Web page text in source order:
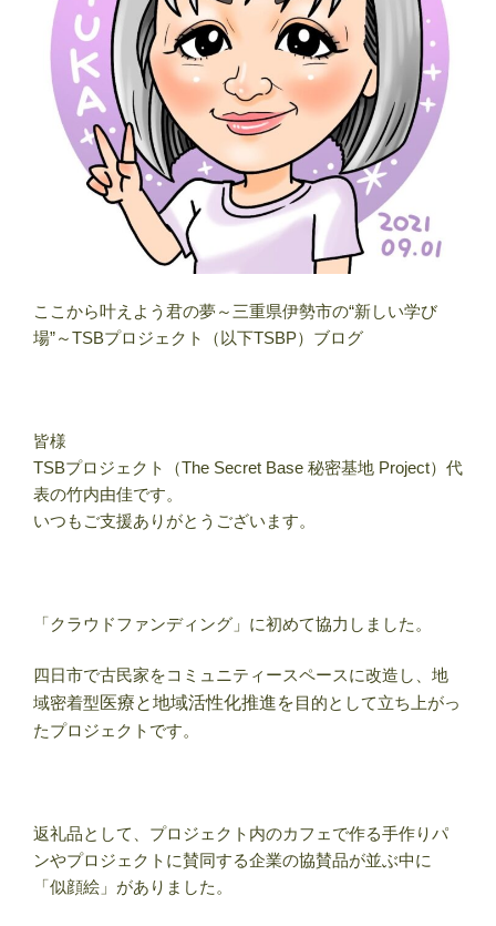
ここから叶えよう君の夢～三重県伊勢市の“新しい学び
場”～TSBプロジェクト（以下TSBP）ブログ
皆様
TSBプロジェクト（The Secret Base 秘密基地 Project）代
表の竹内由佳です。
いつもご支援ありがとうございます。
「クラウドファンディング」に初めて協力しました。
四日市で古民家をコミュニティースペースに改造し、地
域密着型医療と地域活性化推進を目的として立ち上がっ
たプロジェクトです。
返礼品として、プロジェクト内のカフェで作る手作りパ
ンやプロジェクトに賛同する企業の協賛品が並ぶ中に
「似顔絵」がありました。